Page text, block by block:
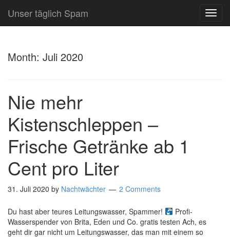
Unser täglich Spam
Month: Juli 2020
Nie mehr
Kistenschleppen –
Frische Getränke ab 1
Cent pro Liter
31. Juli 2020 by Nachtwächter 2 Comments
Du hast aber teures Leitungswasser, Spammer!
Profi-
Wasserspender von Brita, Eden und Co. gratis testen Ach, es
geht dir gar nicht um Leitungswasser, das man mit einem so